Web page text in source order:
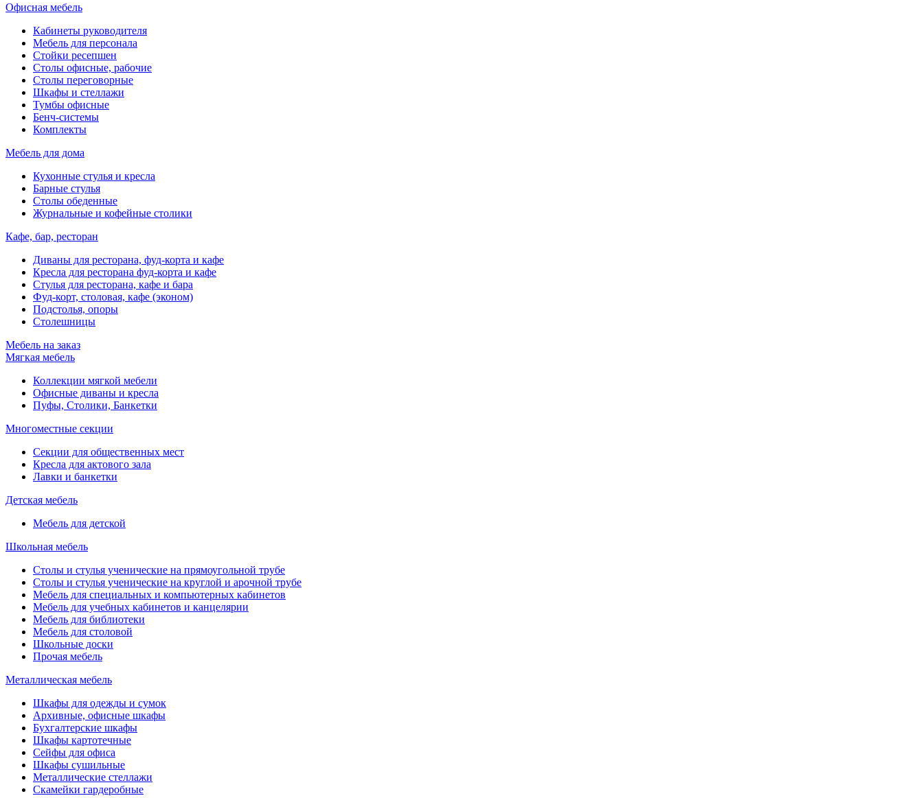
Офисная мебель
Кабинеты руководителя
Мебель для персонала
Стойки ресепшен
Столы офисные, рабочие
Столы переговорные
Шкафы и стеллажи
Тумбы офисные
Бенч-системы
Комплекты
Мебель для дома
Кухонные стулья и кресла
Барные стулья
Столы обеденные
Журнальные и кофейные столики
Кафе, бар, ресторан
Диваны для ресторана, фуд-корта и кафе
Кресла для ресторана фуд-корта и кафе
Стулья для ресторана, кафе и бара
Фуд-корт, столовая, кафе (эконом)
Подстолья, опоры
Столешницы
Мебель на заказ
Мягкая мебель
Коллекции мягкой мебели
Офисные диваны и кресла
Пуфы, Столики, Банкетки
Многоместные секции
Секции для общественных мест
Кресла для актового зала
Лавки и банкетки
Детская мебель
Мебель для детской
Школьная мебель
Столы и стулья ученические на прямоугольной трубе
Столы и стулья ученические на круглой и арочной трубе
Мебель для специальных и компьютерных кабинетов
Мебель для учебных кабинетов и канцелярии
Мебель для библиотеки
Мебель для столовой
Школьные доски
Прочая мебель
Металлическая мебель
Шкафы для одежды и сумок
Архивные, офисные шкафы
Бухгалтерские шкафы
Шкафы картотечные
Сейфы для офиса
Шкафы сушильные
Металлические стеллажи
Скамейки гардеробные